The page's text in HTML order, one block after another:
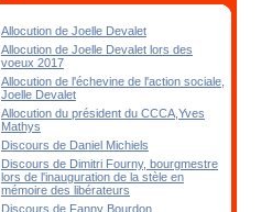
Allocution de Joelle Devalet
Allocution de Joelle Devalet lors des
voeux 2017
Allocution de l'échevine de l'action sociale,
Joelle Devalet
Allocution du président du CCCA,Yves
Mathys
Discours de Daniel Michiels
Discours de Dimitri Fourny, bourgmestre
lors de l'inauguration de la stèle en
mémoire des libérateurs
Discours de Fanny Bourdon